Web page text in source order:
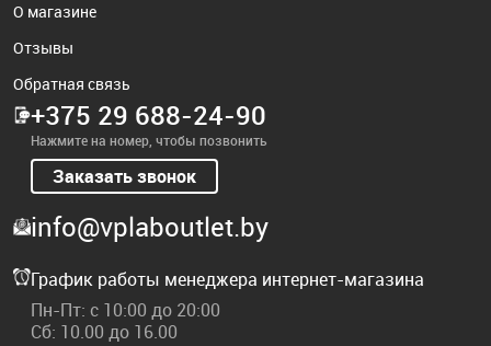
О магазине
Отзывы
Обратная связь
+375 29 688-24-90
Нажмите на номер, чтобы позвонить
Заказать звонок
info@vplaboutlet.by
График работы менеджера интернет-магазина
Пн-Пт: с 10:00 до 20:00
Сб: 10.00 до 16.00